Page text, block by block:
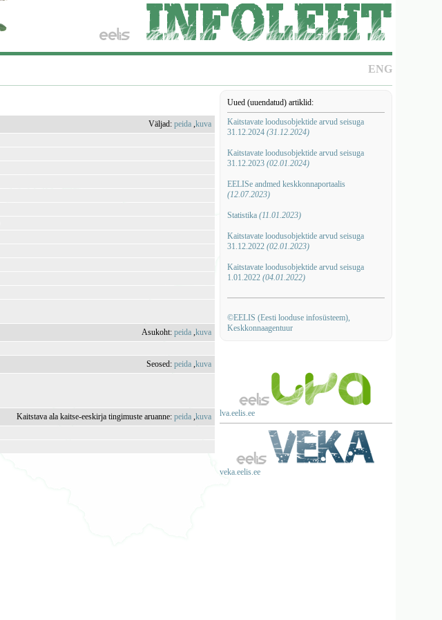
ENG
Uued (uuendatud) artiklid:
Kaitstavate loodusobjektide arvud seisuga
31.12.2024 (31.12.2024)
Kaitstavate loodusobjektide arvud seisuga
31.12.2023 (02.01.2024)
EELISe andmed keskkonnaportaalis
(12.07.2023)
Statistika (11.01.2023)
Kaitstavate loodusobjektide arvud seisuga
31.12.2022 (02.01.2023)
Kaitstavate loodusobjektide arvud seisuga
1.01.2022 (04.01.2022)
©EELIS (Eesti looduse infosüsteem),
Keskkonnaagentuur
lva.eelis.ee
veka.eelis.ee
Väljad:peida ,kuva
Asukoht:peida ,kuva
Seosed:peida ,kuva
Kaitstava ala kaitse-eeskirja tingimuste aruanne:peida ,kuva